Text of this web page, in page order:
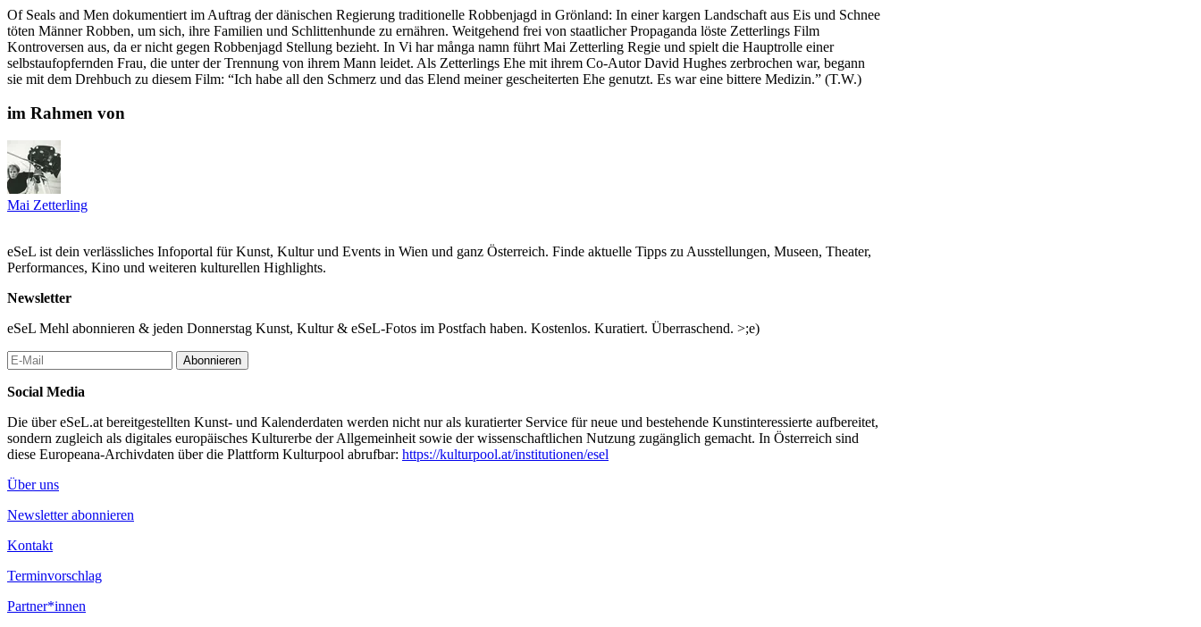
Of Seals and Men dokumentiert im Auftrag der dänischen Regierung traditionelle Robbenjagd in Grönland: In einer kargen Landschaft aus Eis und Schnee
töten Männer Robben, um sich, ihre Familien und Schlittenhunde zu ernähren. Weitgehend frei von staatlicher Propaganda löste Zetterlings Film
Kontroversen aus, da er nicht gegen Robbenjagd Stellung bezieht. In Vi har många namn führt Mai Zetterling Regie und spielt die Hauptrolle einer
selbstaufopfernden Frau, die unter der Trennung von ihrem Mann leidet. Als Zetterlings Ehe mit ihrem Co-Autor David Hughes zerbrochen war, begann
sie mit dem Drehbuch zu diesem Film: “Ich habe all den Schmerz und das Elend meiner gescheiterten Ehe genutzt. Es war eine bittere Medizin.” (T.W.)
im Rahmen von
Mai Zetterling
eSeL ist dein verlässliches Infoportal für Kunst, Kultur und Events in Wien und ganz Österreich. Finde aktuelle Tipps zu Ausstellungen, Museen, Theater,
Performances, Kino und weiteren kulturellen Highlights.
Newsletter
eSeL Mehl abonnieren & jeden Donnerstag Kunst, Kultur & eSeL-Fotos im Postfach haben. Kostenlos. Kuratiert. Überraschend. >;e)
Abonnieren
Social Media
Die über eSeL.at bereitgestellten Kunst- und Kalenderdaten werden nicht nur als kuratierter Service für neue und bestehende Kunstinteressierte aufbereitet,
sondern zugleich als digitales europäisches Kulturerbe der Allgemeinheit sowie der wissenschaftlichen Nutzung zugänglich gemacht. In Österreich sind
diese Europeana-Archivdaten über die Plattform Kulturpool abrufbar: https://kulturpool.at/institutionen/esel
Über uns
Newsletter abonnieren
Kontakt
Terminvorschlag
Partner*innen